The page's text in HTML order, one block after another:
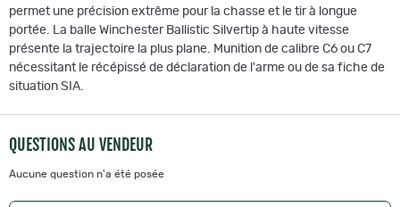
permet une précision extrême pour la chasse et le tir à longue
portée. La balle Winchester Ballistic Silvertip à haute vitesse
présente la trajectoire la plus plane. Munition de calibre C6 ou C7
nécessitant le récépissé de déclaration de l'arme ou de sa fiche de
situation SIA.
QUESTIONS AU VENDEUR
Aucune question n'a été posée